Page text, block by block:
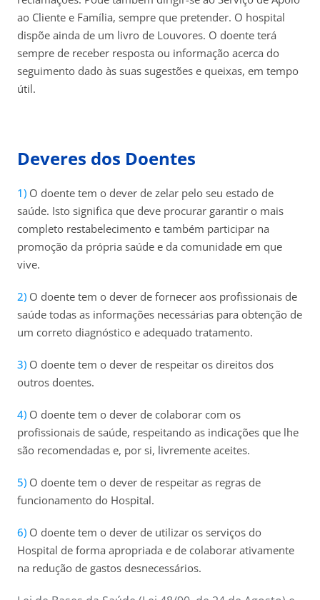
ao Cliente e Família, sempre que pretender. O hospital
dispõe ainda de um livro de Louvores. O doente terá
sempre de receber resposta ou informação acerca do
seguimento dado às suas sugestões e queixas, em tempo
útil.
Deveres dos Doentes
O doente tem o dever de zelar pelo seu estado de
saúde. Isto significa que deve procurar garantir o mais
completo restabelecimento e também participar na
promoção da própria saúde e da comunidade em que
vive.
O doente tem o dever de fornecer aos profissionais de
saúde todas as informações necessárias para obtenção de
um correto diagnóstico e adequado tratamento.
O doente tem o dever de respeitar os direitos dos
outros doentes.
O doente tem o dever de colaborar com os
profissionais de saúde, respeitando as indicações que lhe
são recomendadas e, por si, livremente aceites.
O doente tem o dever de respeitar as regras de
funcionamento do Hospital.
O doente tem o dever de utilizar os serviços do
Hospital de forma apropriada e de colaborar ativamente
na redução de gastos desnecessários.